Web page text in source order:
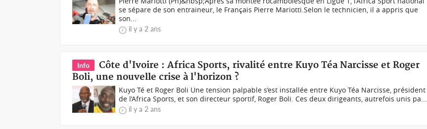
se sépare de son entraineur, le Français Pierre Mariotti.Selon le technicien, il a appris que
son...
il y a 2 ans
Info
Côte d'Ivoire : Africa Sports, rivalité entre Kuyo Téa Narcisse et Roger
Boli, une nouvelle crise à l'horizon ?
Kuyo Té et Roger Boli Une tension palpable s’est installée entre Kuyo Téa Narcisse, président
de l’Africa Sports, et son directeur sportif, Roger Boli. Ces deux dirigeants, autrefois unis pa...
il y a 2 ans